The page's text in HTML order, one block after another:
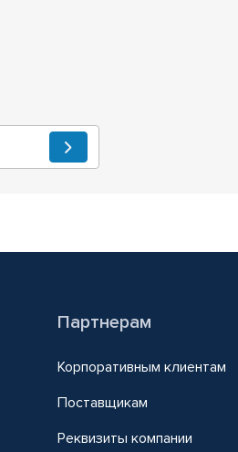
Партнерам
Корпоративным клиентам
Поставщикам
Реквизиты компании